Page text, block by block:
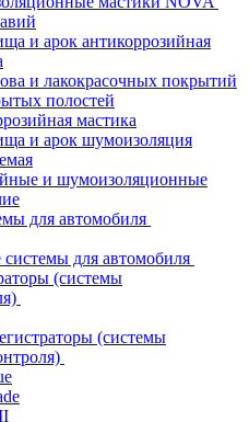
и арок антикоррозийная
и лакокрасочных покрытий
полостей
мастика
и арок шумоизоляция
и шумоизоляционные
для автомобиля
для автомобиля
(системы
(системы